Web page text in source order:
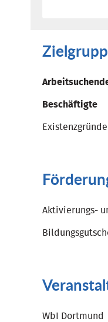
Beschäftigte
Aktivierungs-
WbI Dortmund